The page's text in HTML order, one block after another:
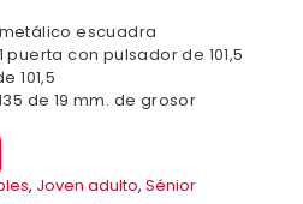
escuadra
con pulsador de 101,5
101,5
de 19 mm. de grosor
, Joven adulto, Sénior